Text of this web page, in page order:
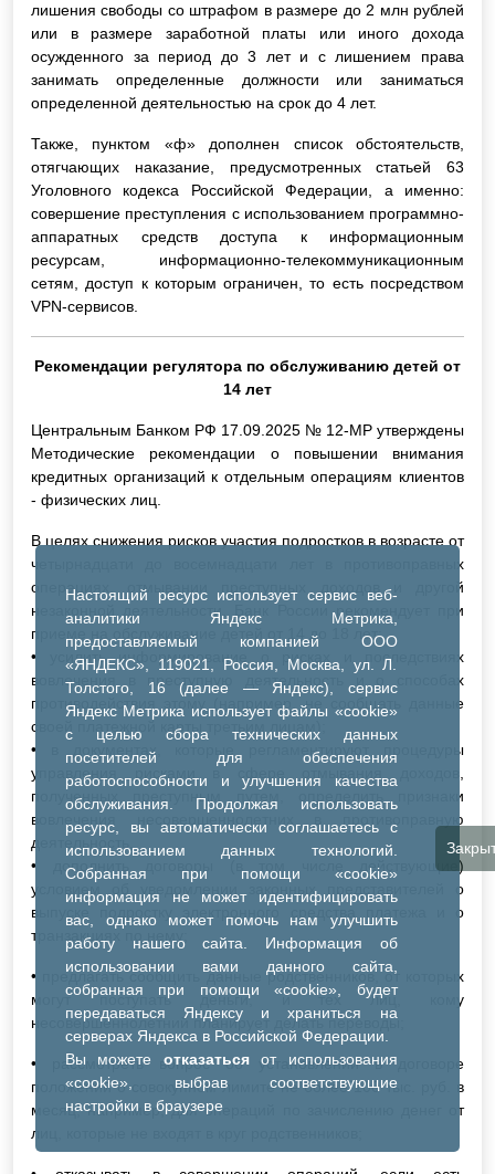
Настоящий ресурс использует сервис веб-
аналитики Яндекс Метрика,
предоставляемый компанией ООО
«ЯНДЕКС», 119021, Россия, Москва, ул. Л.
Толстого, 16 (далее — Яндекс), сервис
Яндекс Метрика использует файлы «cookie»
с целью сбора технических данных
посетителей для обеспечения
работоспособности и улучшения качества
обслуживания. Продолжая использовать
ресурс, вы автоматически соглашаетесь с
использованием данных технологий.
Собранная при помощи «cookie»
информация не может идентифицировать
вас, однако может помочь нам улучшить
работу нашего сайта. Информация об
использовании вами данного сайта,
собранная при помощи «cookie», будет
передаваться Яндексу и храниться на
серверах Яндекса в Российской Федерации.
Вы можете отказатьсяот использования
«cookie», выбрав соответствующие
настройки в браузере
лишения свободы со штрафом в размере до 2 млн рублей
или в размере заработной платы или иного дохода
осужденного за период до 3 лет и с лишением права
занимать определенные должности или заниматься
определенной деятельностью на срок до 4 лет.
Также, пунктом «ф» дополнен список обстоятельств,
отягчающих наказание, предусмотренных статьей 63
Уголовного кодекса Российской Федерации, а именно:
совершение преступления с использованием программно-
аппаратных средств доступа к информационным
ресурсам, информационно-телекоммуникационным
сетям, доступ к которым ограничен, то есть посредством
VPN-сервисов.
Рекомендации регулятора по обслуживанию детей от
14 лет
Центральным Банком РФ 17.09.2025 № 12-MP утверждены
Методические рекомендации о повышении внимания
кредитных организаций к отдельным операциям клиентов
- физических лиц.
В целях снижения рисков участия подростков в возрасте от
четырнадцати до восемнадцати лет в противоправных
операциях, отмывании преступных доходов и другой
незаконной деятельности, Банк России рекомендует при
приеме на обслуживание детей от 14 до 18 лет:
• усилить информирование о рисках и последствиях
вовлечения в преступную деятельность и о способах
противодействия этому (например, не сообщать данные
своей платежной карты третьим лицам);
• в документах, которые регламентируют процедуры
управления рисками в сфере отмывания доходов,
полученных преступным путем, определить признаки
вовлечения несовершеннолетних в противоправную
деятельность,
• дополнить договоры (в том числе действующие)
условием об уведомлении законных представителей о
выпуске подростку электронного средства платежа и о
транзакциях по нему;
• предлагать сообщить данные родственников, от которых
могут поступать деньги, и тех лиц, кому
несовершеннолетний планирует делать переводы;
• рассмотреть вопрос об установлении в договоре
положений о совокупном лимите не более 100 тыс. руб. в
месяц, например, для операций по зачислению денег от
лиц, которые не входят в круг родственников;